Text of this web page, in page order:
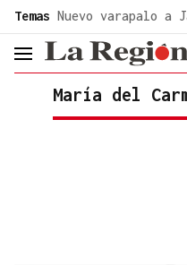
Temas Nuevo varapalo a
header.menu.open
María del